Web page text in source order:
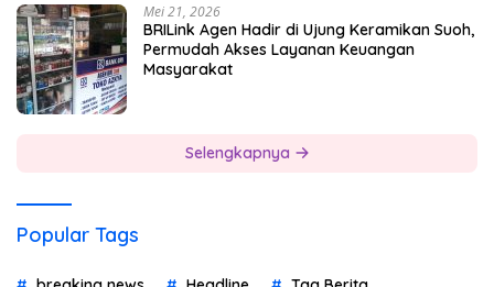
Mei 21, 2026
BRILink Agen Hadir di Ujung Keramikan Suoh,
Permudah Akses Layanan Keuangan
Masyarakat
Selengkapnya
Popular Tags